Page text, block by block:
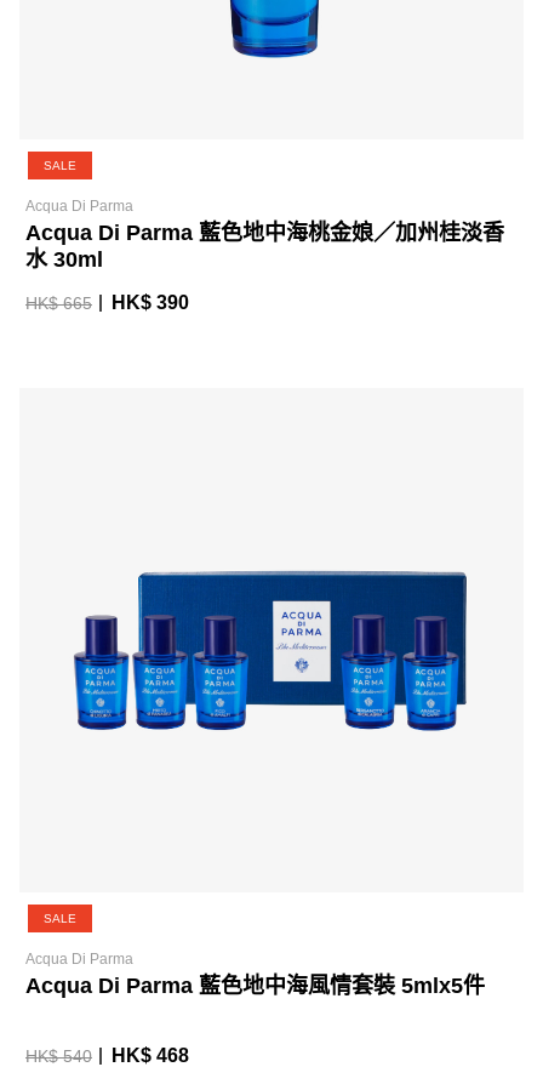
SALE
Acqua Di Parma
Acqua Di Parma 藍色地中海桃金娘／加州桂淡香
水 30ml
HK$ 665 HK$ 390
SALE
Acqua Di Parma
Acqua Di Parma 藍色地中海風情套裝 5mlx5件
HK$ 540 HK$ 468